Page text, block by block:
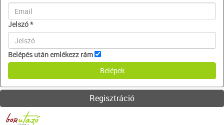
Jelszó*
Belépés után emlékezz rám
Regisztráció